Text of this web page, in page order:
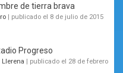
de tierra brava
| publicado el 8 de julio de 2015
Progreso
| publicado el 28 de febrero